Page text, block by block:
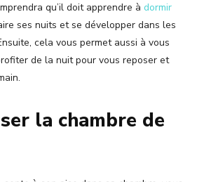
qu’il doit apprendre à dormir
ses nuits et se développer dans les
cela vous permet aussi à vous
de la nuit pour vous reposer et
la chambre de